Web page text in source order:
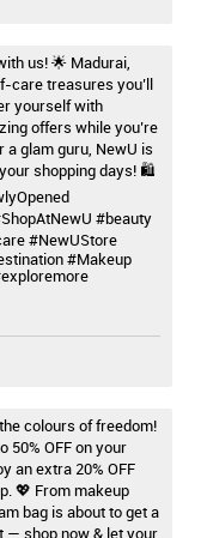
us! 🌟 Madurai,
care treasures you’ll
yourself with
offers while you’re
a glam guru, NewU is
shopping days! 🛍️
#beauty
#NewUStore
#Makeup
colours of freedom!
OFF on your
an extra 20% OFF
💖 From makeup
bag is about to get a
— shop now & let your